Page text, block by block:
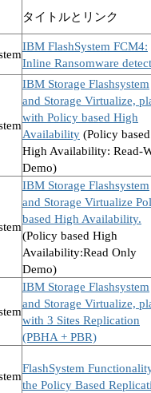
タイトルとリンク
IBM FlashSystem FCM4:
Inline Ransomware
IBM Storage Flashsystem
and Storage Virtualize,
with Policy based High
Availability (Policy based
High Availability: Read-
Demo)
IBM Storage Flashsystem
and Storage Virtualize
based High Availability.
(Policy based High
Availability:Read Only
Demo)
IBM Storage Flashsystem
and Storage Virtualize,
with 3 Sites Replication
(PBHA + PBR)
FlashSystem
the Policy Based